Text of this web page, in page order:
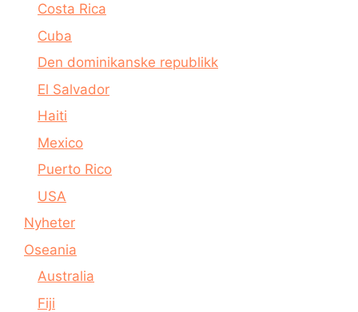
Costa Rica
Cuba
Den dominikanske republikk
El Salvador
Haiti
Mexico
Puerto Rico
USA
Nyheter
Oseania
Australia
Fiji